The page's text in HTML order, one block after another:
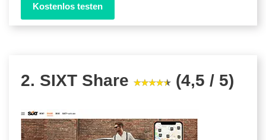
Kostenlos testen
2. SIXT Share (4,5 / 5)